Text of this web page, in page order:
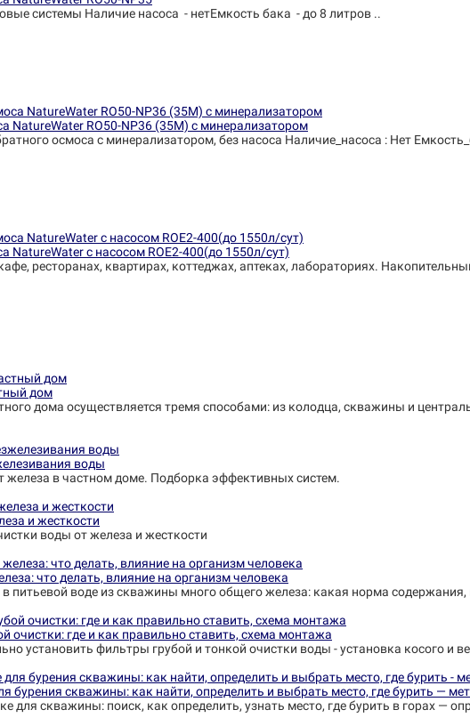
системы Наличие насоса - нетЕмкость бака - до 8 литров ..
NatureWater RO50-NP36 (35М) с минерализатором
осмоса с минерализатором, без насоса Наличие_насоса : Нет
NatureWater с насосом ROE2-400(до 1550л/сут)
ресторанах, квартирах, коттеджах, аптеках, лабораториях.
дом
дома осуществляется тремя способами: из колодца, скважины и
воды
железа в частном доме. Подборка эффективных систем.
и жесткости
воды от железа и жесткости
что делать, влияние на организм человека
в питьевой воде из скважины много общего железа: какая норма
очистки: где и как правильно ставить, схема монтажа
установить фильтры грубой и тонкой очистки воды - установка косого и
бурения скважины: как найти, определить и выбрать место, где бурить —
для скважины: поиск, как определить, узнать место, где бурить в горах —